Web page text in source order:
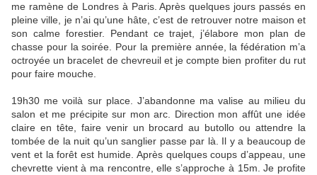
me ramène de Londres à Paris. Après quelques jours passés en
pleine ville, je n’ai qu’une hâte, c’est de retrouver notre maison et
son calme forestier. Pendant ce trajet, j’élabore mon plan de
chasse pour la soirée. Pour la première année, la fédération m’a
octroyée un bracelet de chevreuil et je compte bien profiter du rut
pour faire mouche.
19h30 me voilà sur place. J’abandonne ma valise au milieu du
salon et me précipite sur mon arc. Direction mon affût une idée
claire en tête, faire venir un brocard au butollo ou attendre la
tombée de la nuit qu’un sanglier passe par là. Il y a beaucoup de
vent et la forêt est humide. Après quelques coups d’appeau, une
chevrette vient à ma rencontre, elle s’approche à 15m. Je profite